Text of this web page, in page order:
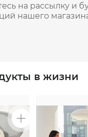
на рассылку и
нашего
в жизни